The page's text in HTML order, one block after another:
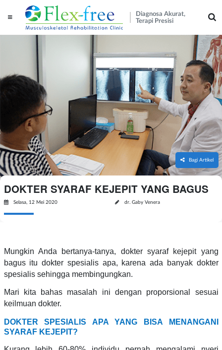
Diagnosa Akurat,
Terapi Presisi
Bagi Artikel
DOKTER SYARAF KEJEPIT YANG BAGUS
Selasa, 12 Mei 2020 dr. Gaby Venera
Mungkin Anda bertanya-tanya, dokter syaraf kejepit yang
bagus itu dokter spesialis apa, karena ada banyak dokter
spesialis sehingga membingungkan.
Mari kita bahas masalah ini dengan proporsional sesuai
keilmuan dokter.
DOKTER SPESIALIS APA YANG BISA MENANGANI
SYARAF KEJEPIT?